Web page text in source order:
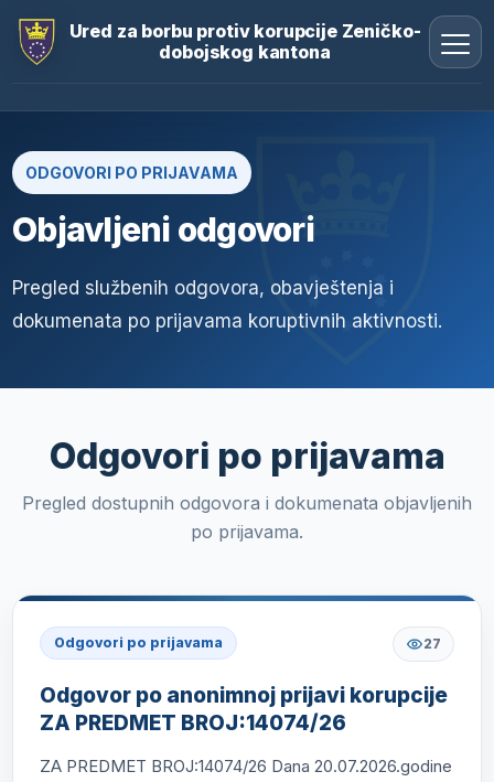
Ured za borbu protiv korupcije Zeničko-
dobojskog kantona
ODGOVORI PO PRIJAVAMA
Objavljeni odgovori
Pregled službenih odgovora, obavještenja i
dokumenata po prijavama koruptivnih aktivnosti.
Odgovori po prijavama
Pregled dostupnih odgovora i dokumenata objavljenih
po prijavama.
Odgovori po prijavama 27
Odgovor po anonimnoj prijavi korupcije
ZA PREDMET BROJ:14074/26
ZA PREDMET BROJ:14074/26 Dana 20.07.2026.godine